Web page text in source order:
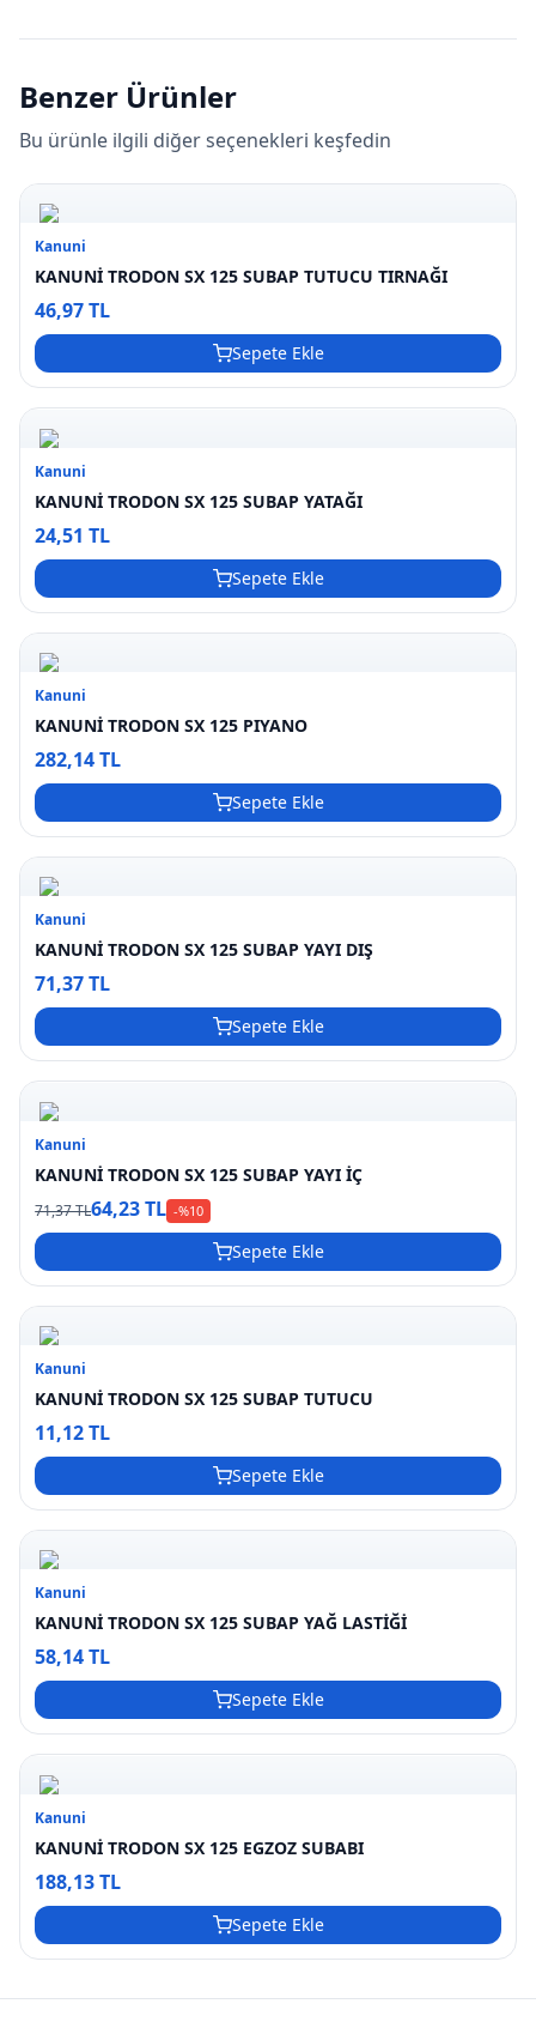
Benzer Ürünler
Bu ürünle ilgili diğer seçenekleri keşfedin
Kanuni
KANUNİ TRODON SX 125 SUBAP TUTUCU TIRNAĞI
46,97 TL
Sepete Ekle
Kanuni
KANUNİ TRODON SX 125 SUBAP YATAĞI
24,51 TL
Sepete Ekle
Kanuni
KANUNİ TRODON SX 125 PIYANO
282,14 TL
Sepete Ekle
Kanuni
KANUNİ TRODON SX 125 SUBAP YAYI DIŞ
71,37 TL
Sepete Ekle
Kanuni
KANUNİ TRODON SX 125 SUBAP YAYI İÇ
71,37 TL64,23 TL -%10
Sepete Ekle
Kanuni
KANUNİ TRODON SX 125 SUBAP TUTUCU
11,12 TL
Sepete Ekle
Kanuni
KANUNİ TRODON SX 125 SUBAP YAĞ LASTİĞİ
58,14 TL
Sepete Ekle
Kanuni
KANUNİ TRODON SX 125 EGZOZ SUBABI
188,13 TL
Sepete Ekle